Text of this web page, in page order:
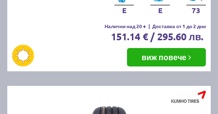
E E 73
Налични над 20 + | Доставка от 1 до 2 дни
151.14 € / 295.60 лв.
виж повече